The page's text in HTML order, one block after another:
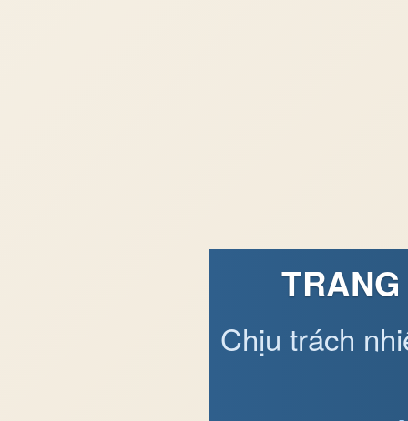
Chịu trách